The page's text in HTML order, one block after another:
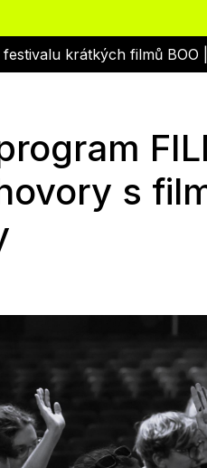
krátkých filmů BOO |
s